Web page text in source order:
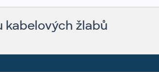
kabelových žlabů